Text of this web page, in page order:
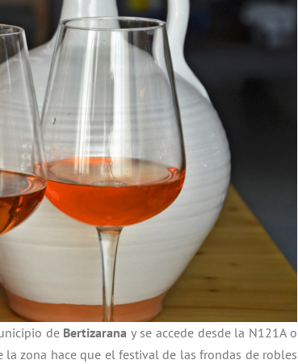
de Bertizarana y se accede desde la N121A o
zona hace que el festival de las frondas de robles